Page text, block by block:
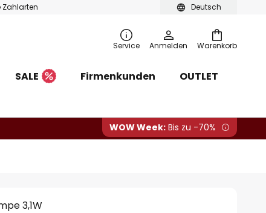
Deutsch
Zahlarten
Warenkorb
Service Anmelden
SALE Firmenkunden
OUTLET
WOW Week: Bis zu -70%
3,1W